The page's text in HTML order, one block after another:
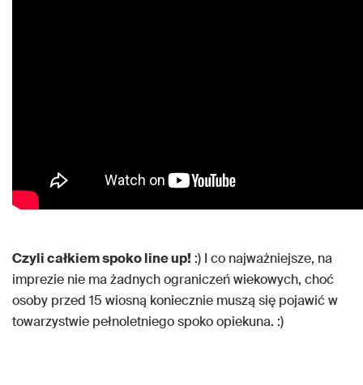
Czyli całkiem spoko line up! :) I co najważniejsze, na
imprezie nie ma żadnych ograniczeń wiekowych, choć
osoby przed 15 wiosną koniecznie muszą się pojawić w
towarzystwie pełnoletniego spoko opiekuna. :)